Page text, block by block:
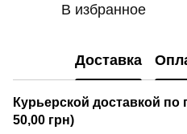
В избранное
Доставка
Курьерской доставкой по
50,00 грн)